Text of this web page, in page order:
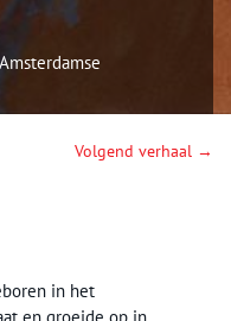
Volgend verhaal →
in het